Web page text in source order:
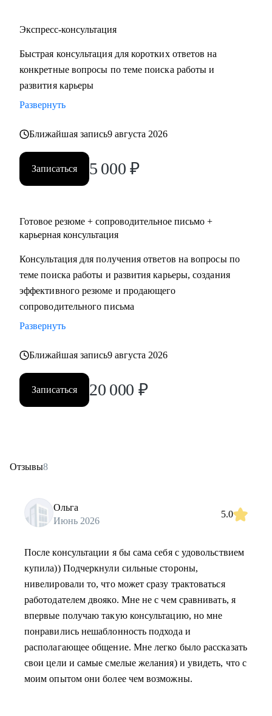
Экспресс-консультация
Быстрая консультация для коротких ответов на
конкретные вопросы по теме поиска работы и
развития карьеры
Развернуть
Ближайшая запись9 августа 2026
Записаться 5 000 ₽
Готовое резюме + сопроводительное письмо +
карьерная консультация
Консультация для получения ответов на вопросы по
теме поиска работы и развития карьеры, создания
эффективного резюме и продающего
сопроводительного письма
Развернуть
Ближайшая запись9 августа 2026
Записаться 20 000 ₽
Отзывы8
Ольга
Июнь 2026
5.0
После консультации я бы сама себя с удовольствием
купила)) Подчеркнули сильные стороны,
нивелировали то, что может сразу трактоваться
работодателем двояко. Мне не с чем сравнивать, я
впервые получаю такую консультацию, но мне
понравились нешаблонность подхода и
располагающее общение. Мне легко было рассказать
свои цели и самые смелые желания) и увидеть, что с
моим опытом они более чем возможны.